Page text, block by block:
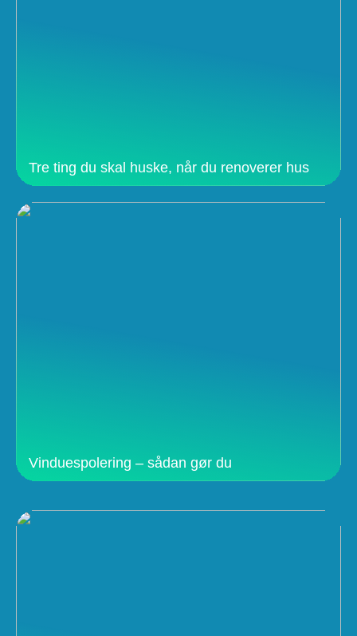
Tre ting du skal huske, når du renoverer hus
Vinduespolering – sådan gør du